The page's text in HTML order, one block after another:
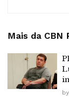
Mais da CBN
by